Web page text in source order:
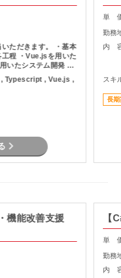
ただきます。 ・基本
程 ・Vue.jsを用いた
いたシステム開発 ・
能追加対応 ・チーム
推進 ・各種テストお
Typescript , Vue.js ,
単
勤務
内
スキ
長期
機能改善支援
【
単
勤務
内